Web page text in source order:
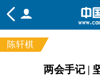
陈轩棋
两会手记 |